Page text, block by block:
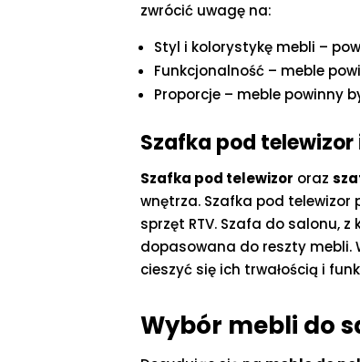
zwrócić uwagę na:
Styl i kolorystykę mebli –
Funkcjonalność – meble
Proporcje – meble powinny
Szafka pod
Szafka pod telewizor oraz
wnętrza. Szafka pod
sprzęt RTV. Szafa do salonu,
dopasowana do reszty mebli.
cieszyć się ich trwałością i
Wybór mebli do